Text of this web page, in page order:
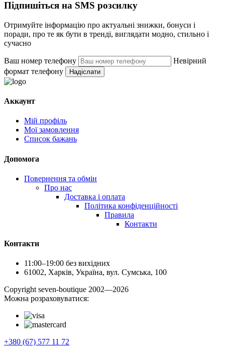
Підпишіться на SMS розсилку
Отримуйте інформацію про актуальні знижки, бонуси і
поради, про те як бути в тренді, виглядати модно, стильно і
сучасно
Ваш номер телефону
Невірний
формат телефону
Надіслати
Аккаунт
Мій профіль
Мої замовлення
Список бажань
Допомога
Повернення та обмін
Про нас
Доставка і оплата
Політика конфіденційності
Правила
Контакти
Контакти
11:00–19:00 без вихідних
61002, Харків, Україна, вул. Сумська, 100
Сopyright seven-boutique 2002—2026
Можна розраховуватися:
+380 (67) 577 11 72